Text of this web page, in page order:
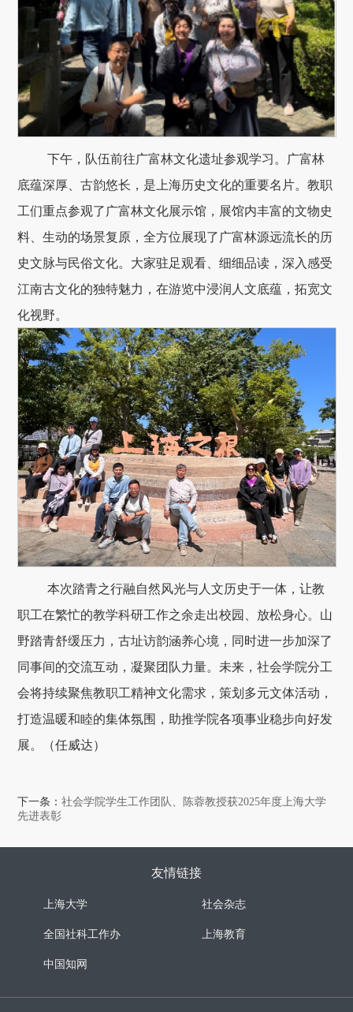
下午，队伍前往广富林文化遗址参观学习。广富林
底蕴深厚、古韵悠长，是上海历史文化的重要名片。教职
工们重点参观了广富林文化展示馆，展馆内丰富的文物史
料、生动的场景复原，全方位展现了广富林源远流长的历
史文脉与民俗文化。大家驻足观看、细细品读，深入感受
江南古文化的独特魅力，在游览中浸润人文底蕴，拓宽文
化视野。
本次踏青之行融自然风光与人文历史于一体，让教
职工在繁忙的教学科研工作之余走出校园、放松身心。山
野踏青舒缓压力，古址访韵涵养心境，同时进一步加深了
同事间的交流互动，凝聚团队力量。未来，社会学院分工
会将持续聚焦教职工精神文化需求，策划多元文体活动，
打造温暖和睦的集体氛围，助推学院各项事业稳步向好发
展。（任威达）
下一条：社会学院学生工作团队、陈蓉教授获2025年度上海大学
先进表彰
友情链接
上海大学 社会杂志
全国社科工作办 上海教育
中国知网